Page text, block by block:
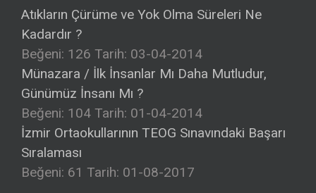
Atıkların Çürüme ve Yok Olma Süreleri Ne
Kadardır ?
Beğeni: 126 Tarih: 03-04-2014
Münazara / İlk İnsanlar Mı Daha Mutludur,
Günümüz İnsanı Mı ?
Beğeni: 104 Tarih: 01-04-2014
İzmir Ortaokullarının TEOG Sınavındaki Başarı
Sıralaması
Beğeni: 61 Tarih: 01-08-2017